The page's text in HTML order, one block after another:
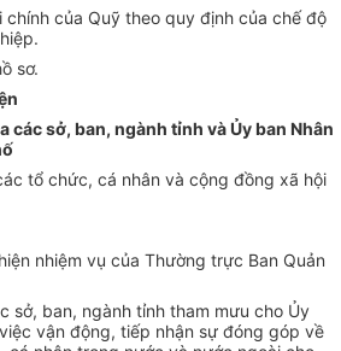
của Quỹ theo quy định của chế độ
sơ.
các sở, ban, ngành tỉnh và Ủy ban Nhân
tổ chức, cá nhân và cộng đồng xã hội
nhiệm vụ của Thường trực Ban Quản
sở, ban, ngành tỉnh tham mưu cho Ủy
vận động, tiếp nhận sự đóng góp về